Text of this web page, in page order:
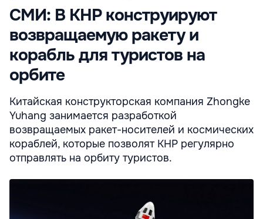
СМИ: В КНР конструируют
возвращаемую ракету и
корабль для туристов на
орбите
Китайская конструкторская компания Zhongke
Yuhang занимается разработкой
возвращаемых ракет-носителей и космических
кораблей, которые позволят КНР регулярно
отправлять на орбиту туристов.